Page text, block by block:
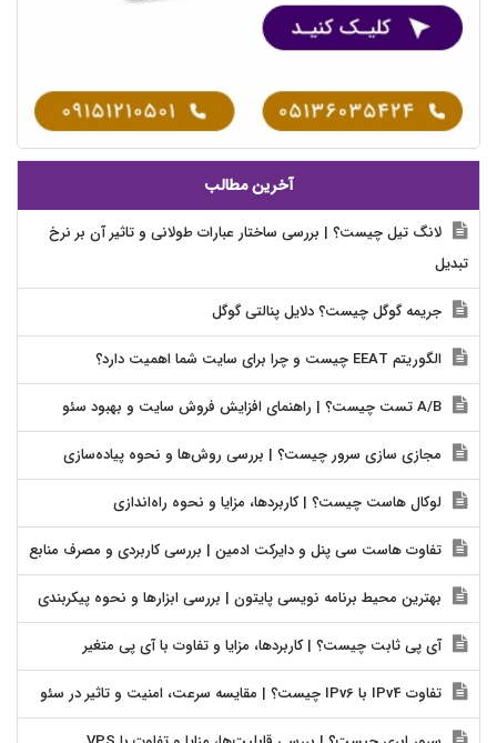
آخرین مطالب
لانگ تیل چیست؟ | بررسی ساختار عبارات طولانی و تاثیر آن بر نرخ
تبدیل
جریمه گوگل چیست؟ دلایل پنالتی گوگل
الگوریتم EEAT چیست و چرا برای سایت شما اهمیت دارد؟
مجازی سازی سرور چیست؟ | بررسی روش‌ها و نحوه پیاده‌سازی
لوکال هاست چیست؟ | کاربردها، مزایا و نحوه راه‌اندازی
تفاوت هاست سی پنل و دایرکت ادمین | بررسی کاربردی و مصرف منابع
بهترین محیط برنامه نویسی پایتون | بررسی ابزارها و نحوه پیکربندی
آی پی ثابت چیست؟ | کاربردها، مزایا و تفاوت با آی پی متغیر
تفاوت IPv4 با IPv6 چیست؟ | مقایسه سرعت، امنیت و تاثیر در سئو